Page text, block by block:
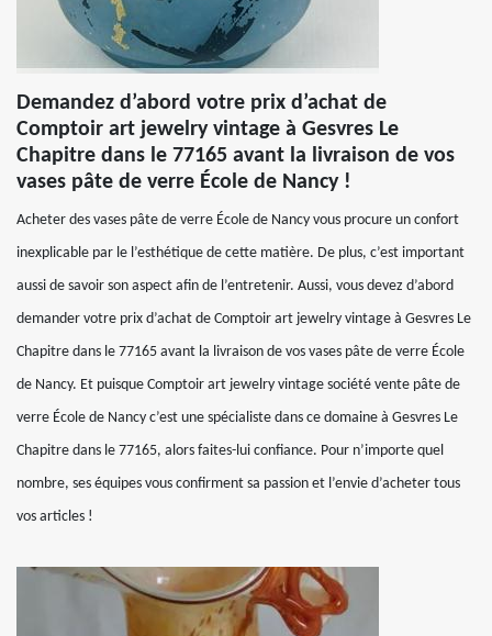
Demandez d’abord votre prix d’achat de
Comptoir art jewelry vintage à Gesvres Le
Chapitre dans le 77165 avant la livraison de vos
vases pâte de verre École de Nancy !
Acheter des vases pâte de verre École de Nancy vous procure un confort
inexplicable par le l’esthétique de cette matière. De plus, c’est important
aussi de savoir son aspect afin de l’entretenir. Aussi, vous devez d’abord
demander votre prix d’achat de Comptoir art jewelry vintage à Gesvres Le
Chapitre dans le 77165 avant la livraison de vos vases pâte de verre École
de Nancy. Et puisque Comptoir art jewelry vintage société vente pâte de
verre École de Nancy c’est une spécialiste dans ce domaine à Gesvres Le
Chapitre dans le 77165, alors faites-lui confiance. Pour n’importe quel
nombre, ses équipes vous confirment sa passion et l’envie d’acheter tous
vos articles !